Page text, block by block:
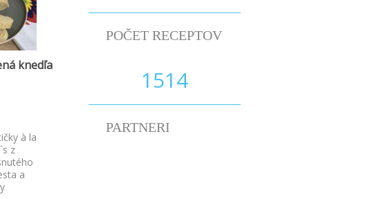
knedľa
POČET RECEPTOV
1514
PARTNERI